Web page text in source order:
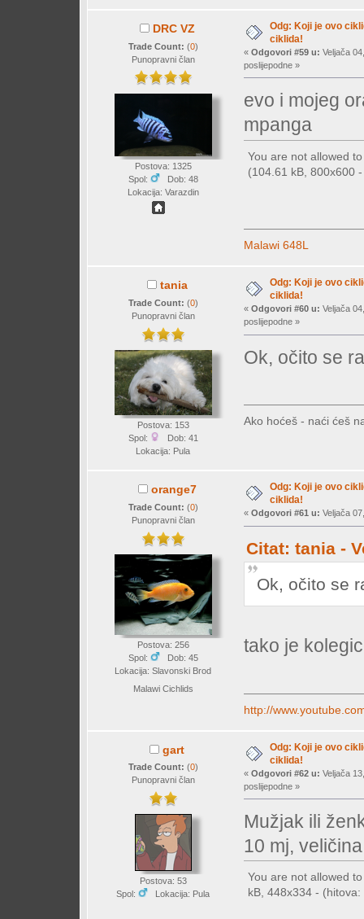
DRC VZ
Trade Count: (0)
Punopravni član
Postova: 1325
Spol:
Dob: 48
Lokacija: Varazdin
Odg: Koji je ovo
ciklida!
« Odgovori #59 u: Veljača
poslijepodne »
evo i mojeg
mpanga
You are not allowed
(104.61 kB, 800x600
Malawi 648L
tania
Trade Count: (0)
Punopravni član
Postova: 153
Spol:
Dob: 41
Lokacija: Pula
Odg: Koji je ovo
ciklida!
« Odgovori #60 u: Veljača
poslijepodne »
Ok, očito se
Ako hoćeš - naći ćeš
orange7
Trade Count: (0)
Punopravni član
Postova: 256
Spol:
Dob: 45
Lokacija: Slavonski Brod
Malawi Cichlids
Odg: Koji je ovo
ciklida!
« Odgovori #61 u: Veljača
Citat: tania -
Ok, očito se
tako je
http://
gart
Trade Count: (0)
Punopravni član
Postova: 53
Spol:
Lokacija: Pula
Odg: Koji je ovo
ciklida!
« Odgovori #62 u: Veljača
poslijepodne »
Mužjak ili
10 mj,
You are not allowed
kB, 448x334 - (hitova: